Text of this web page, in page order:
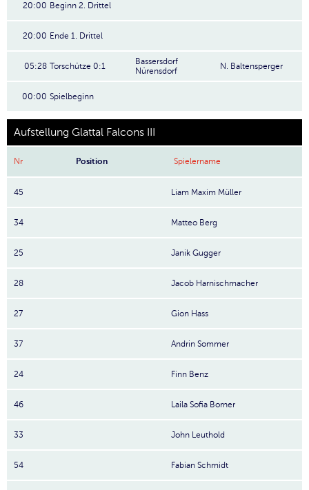
20:00 Beginn 2. Drittel
20:00 Ende 1. Drittel
05:28 Torschütze 0:1
Bassersdorf
Nürensdorf
N. Baltensperger
00:00 Spielbeginn
Aufstellung Glattal Falcons III
Nr Position Spielername
45 Liam Maxim Müller
34 Matteo Berg
25 Janik Gugger
28 Jacob Harnischmacher
27 Gion Hass
37 Andrin Sommer
24 Finn Benz
46 Laila Sofia Borner
33 John Leuthold
54 Fabian Schmidt